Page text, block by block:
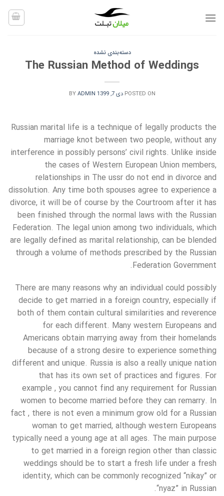
دسته‌بندی نشده
The Russian Method of Weddings
POSTED ON دی 7, 1399 BYADMIN
Russian marital life is a technique of legally products the
marriage knot between two people, without any
interference in possibly persons’ civil rights. Unlike inside
the cases of Western European Union members,
relationships in The ussr do not end in divorce and
dissolution. Any time both spouses agree to experience a
divorce, it will be of course by the Courtroom after it has
been finished through the normal laws with the Russian
Federation. The legal union among two individuals, which
are legally defined as marital relationship, can be blended
through a volume of methods prescribed by the Russian
Federation Government.
There are many reasons why an individual could possibly
decide to get married in a foreign country, especially if
both of them contain cultural similarities and reverence
for each different. Many western Europeans and
Americans obtain marrying away from their homelands
because of a strong desire to experience something
different and unique. Russia is also a really unique nation
that has its own set of practices and figures. For
example , you cannot find any requirement for Russian
women to become married before they can remarry. In
fact , there is not even a minimum grow old for a Russian
woman to get married, although western Europeans
typically need a young age at all ages. The main purpose
to get married in a foreign region other than classic
weddings should be to start a fresh life under a fresh
identity, which can be commonly recognized “nikay” or
“nyaz” in Russian.